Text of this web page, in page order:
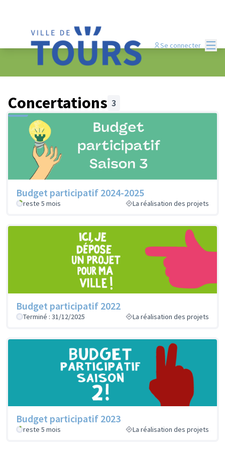
Se connecter
Concertations 3
Budget participatif 2024-2025
reste 5 mois La réalisation des projets
Budget participatif 2022
Terminé : 31/12/2025 La réalisation des projets
Budget participatif 2023
reste 5 mois La réalisation des projets